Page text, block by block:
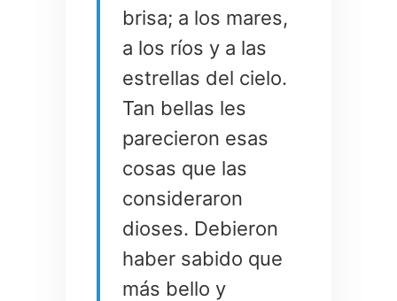
brisa; a los mares,
a los ríos y a las
estrellas del cielo.
Tan bellas les
parecieron esas
cosas que las
consideraron
dioses. Debieron
haber sabido que
más bello y